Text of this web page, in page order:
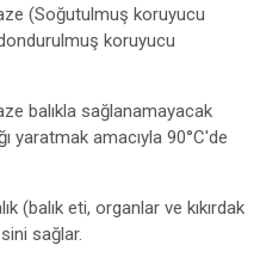
(Soğutulmuş koruyucu
koruyucu
balıkla sağlanamayacak
yaratmak amacıyla 90°C'de
(balık eti, organlar ve kıkırdak
sağlar.